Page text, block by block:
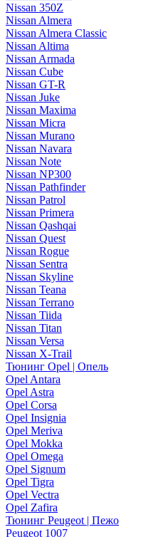
Nissan 350Z
Nissan Almera
Nissan Almera Classic
Nissan Altima
Nissan Armada
Nissan Cube
Nissan GT-R
Nissan Juke
Nissan Maxima
Nissan Micra
Nissan Murano
Nissan Navara
Nissan Note
Nissan NP300
Nissan Pathfinder
Nissan Patrol
Nissan Primera
Nissan Qashqai
Nissan Quest
Nissan Rogue
Nissan Sentra
Nissan Skyline
Nissan Teana
Nissan Terrano
Nissan Tiida
Nissan Titan
Nissan Versa
Nissan X-Trail
Тюнинг Opel | Опель
Opel Antara
Opel Astra
Opel Corsa
Opel Insignia
Opel Meriva
Opel Mokka
Opel Omega
Opel Signum
Opel Tigra
Opel Vectra
Opel Zafira
Тюнинг Peugeot | Пежо
Peugeot 1007